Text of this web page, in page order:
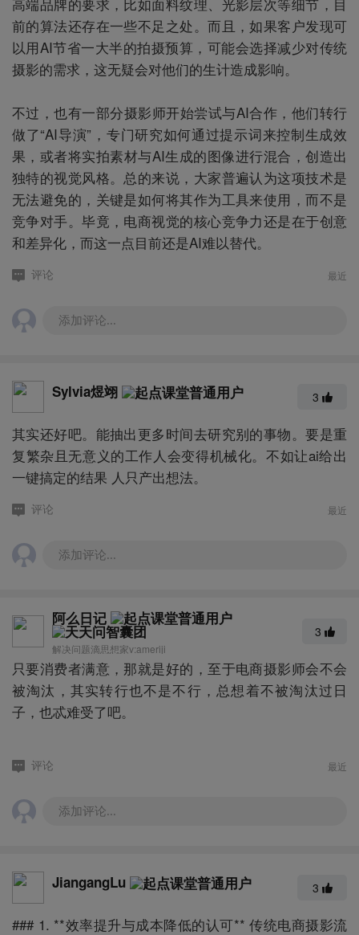
前的算法还存在一些不足之处。而且，如果客户发现可
以用AI节省一大半的拍摄预算，可能会选择减少对传统
摄影的需求，这无疑会对他们的生计造成影响。
不过，也有一部分摄影师开始尝试与AI合作，他们转行
做了“AI导演”，专门研究如何通过提示词来控制生成效
果，或者将实拍素材与AI生成的图像进行混合，创造出
独特的视觉风格。总的来说，大家普遍认为这项技术是
无法避免的，关键是如何将其作为工具来使用，而不是
竞争对手。毕竟，电商视觉的核心竞争力还是在于创意
和差异化，而这一点目前还是AI难以替代。
评论 最近
添加评论...
Sylvia煜翊 3
其实还好吧。能抽出更多时间去研究别的事物。要是重
复繁杂且无意义的工作人会变得机械化。不如让ai给出
一键搞定的结果 人只产出想法。
评论 最近
添加评论...
阿么日记
解决问题滴思想家v:ameriji
3
只要消费者满意，那就是好的，至于电商摄影师会不会
被淘汰，其实转行也不是不行，总想着不被淘汰过日
子，也忒难受了吧。
评论 最近
添加评论...
JiangangLu 3
### 1. **效率提升与成本降低的认可** 传统电商摄影流